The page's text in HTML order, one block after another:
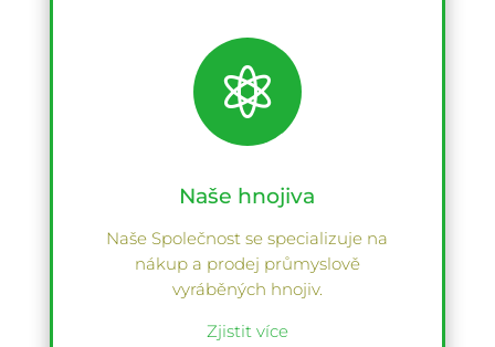

Naše hnojiva
Naše Společnost se specializuje na
nákup a prodej průmyslově
vyráběných hnojiv.
Zjistit více